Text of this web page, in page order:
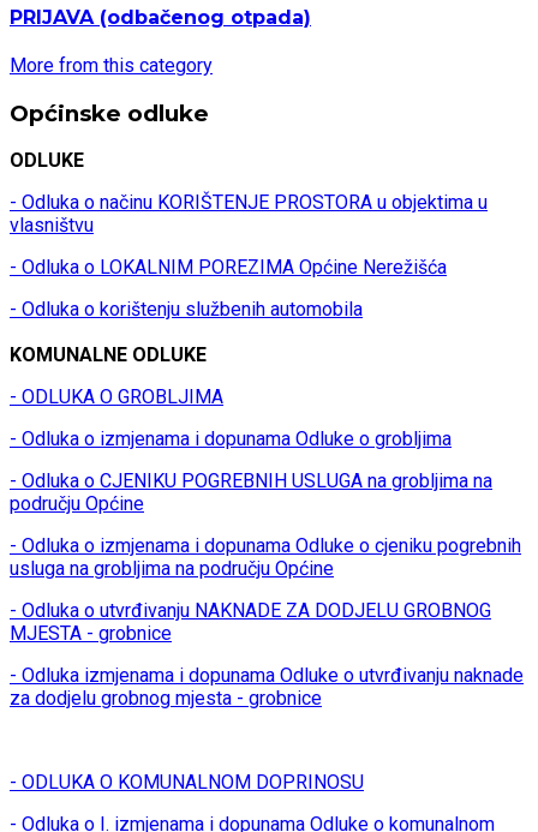
PRIJAVA (odbačenog otpada)
More from this category
Općinske odluke
ODLUKE
- Odluka o načinu KORIŠTENJE PROSTORA u objektima u
vlasništvu
- Odluka o LOKALNIM POREZIMA Općine Nerežišća
- Odluka o korištenju službenih automobila
KOMUNALNE ODLUKE
- ODLUKA O GROBLJIMA
- Odluka o izmjenama i dopunama Odluke o grobljima
- Odluka o CJENIKU POGREBNIH USLUGA na grobljima na
području Općine
- Odluka o izmjenama i dopunama Odluke o cjeniku pogrebnih
usluga na grobljima na području Općine
- Odluka o utvrđivanju NAKNADE ZA DODJELU GROBNOG
MJESTA - grobnice
- Odluka izmjenama i dopunama Odluke o utvrđivanju naknade
za dodjelu grobnog mjesta - grobnice
- ODLUKA O KOMUNALNOM DOPRINOSU
- Odluka o I. izmjenama i dopunama Odluke o komunalnom